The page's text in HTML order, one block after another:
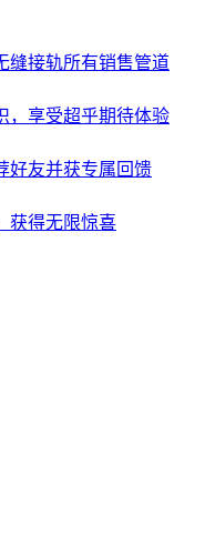
缝接轨所有销售管道
，享受超乎期待体验
好友并获专属回馈
获得无限惊喜